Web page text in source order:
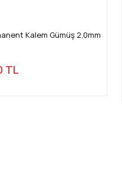
Kalem Gümüş 2,0mm
TL